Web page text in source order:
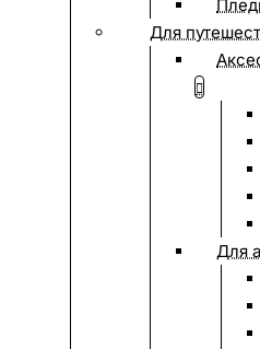
Для
Для